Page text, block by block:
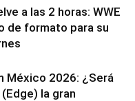
a las 2 horas: WWE
de formato para su
México 2026: ¿Será
la gran